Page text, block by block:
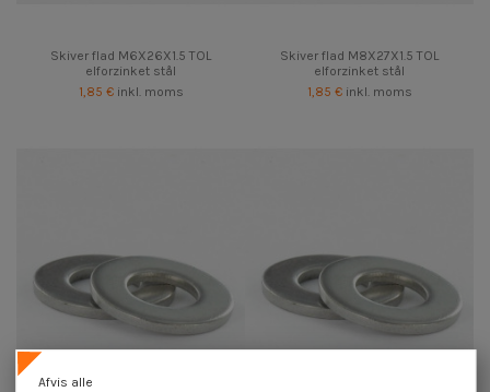
Skiver flad M6X26X1.5 TOL
elforzinket stål
1,85 € inkl. moms
Skiver flad M8X27X1.5 TOL
elforzinket stål
1,85 € inkl. moms
Afvis alle